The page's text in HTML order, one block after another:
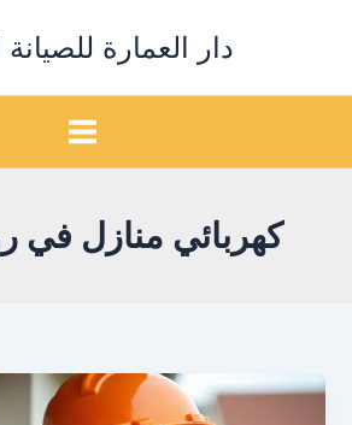
دار العمارة للصيانة
كهربائي منازل في